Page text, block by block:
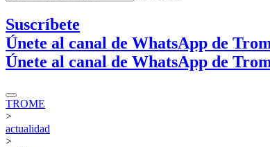
Suscríbete
Únete al canal de WhatsApp de
Únete al canal de WhatsApp de
TROME
>
actualidad
>